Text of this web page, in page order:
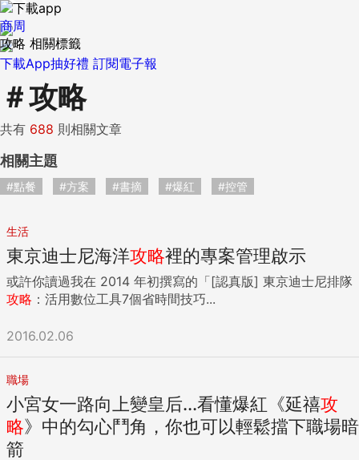
下載App抽好禮 訂閱電子報
商周
攻略 相關標籤
＃攻略
共有 688 則相關文章
相關主題
#點餐 #方案 #書摘 #爆紅 #控管
生活
東京迪士尼海洋攻略裡的專案管理啟示
或許你讀過我在 2014 年初撰寫的「[認真版] 東京迪士尼排隊
攻略 ：活用數位工具7個省時間技巧...
2016.02.06
職場
小宮女一路向上變皇后...看懂爆紅《延禧攻
略》中的勾心鬥角，你也可以輕鬆擋下職場暗
箭